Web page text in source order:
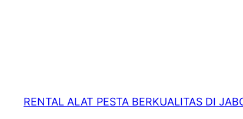
RENTAL ALAT PESTA BERKUALITAS DI